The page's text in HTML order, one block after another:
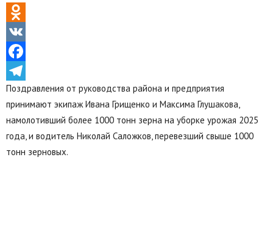
Odnoklassniki
VK
Facebook
Telegram
Поздравления от руководства района и предприятия
принимают экипаж Ивана Грищенко и Максима Глушакова,
намолотивший более 1000 тонн зерна на уборке урожая 2025
года, и водитель Николай Саложков, перевезший свыше 1000
тонн зерновых.